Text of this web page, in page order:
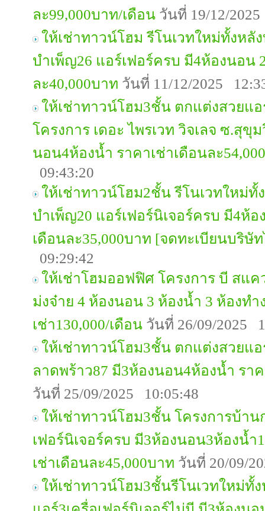
ละ99,000บาท/เดือน วันที่ 19/12/
ให้เช่าทาวน์โฮม รีโนเวทใหม่ทั้งหลั
บำเพ็ญ26 แอร์เฟอร์ครบ มี4ห้องนอน
ละ40,000บาท วันที่ 11/12/2025
ให้เช่าทาวน์โฮม3ชั้น ตกแต่งสวยแอ
โครงการ เดอะ ไพรเวท วิจเลจ ซ.สุขุ
นอน4ห้องน้ำ ราคาเช่าเดือนละ
09:43:20
ให้เช่าทาวน์โฮม2ชั้น รีโนเวทใหม่
บำเพ็ญ20 แอร์เฟอร์นิเจอร์ครบ มี4ห้
เดือนละ35,000บาท [จดทะเบียนบริษั
09:29:42
ให้เช่าโฮมออฟฟิศ โครงการ บี สแค
ม่งจ๋าย 4 ห้องนอน 3 ห้องน้ำ 3 ห้องท
เช่า130,000/เดือน วันที่ 26/09/2025
ให้เช่าทาวน์โฮม3ชั้น ตกแต่งสวยแ
ลาดพร้าว87 มี3ห้องนอน4ห้องน้ำ รา
วันที่ 25/09/2025 10:05:48
ให้เช่าทาวน์โฮม3ชั้น โครงการบ้าน
เฟอร์นิเจอร์ครบ มี3ห้องนอน3ห้องน้ำ
เช่าเดือนละ45,000บาท วันที่ 20/09/
ให้เช่าทาวน์โฮม3ชั้นรีโนเวทใหม่ทั้